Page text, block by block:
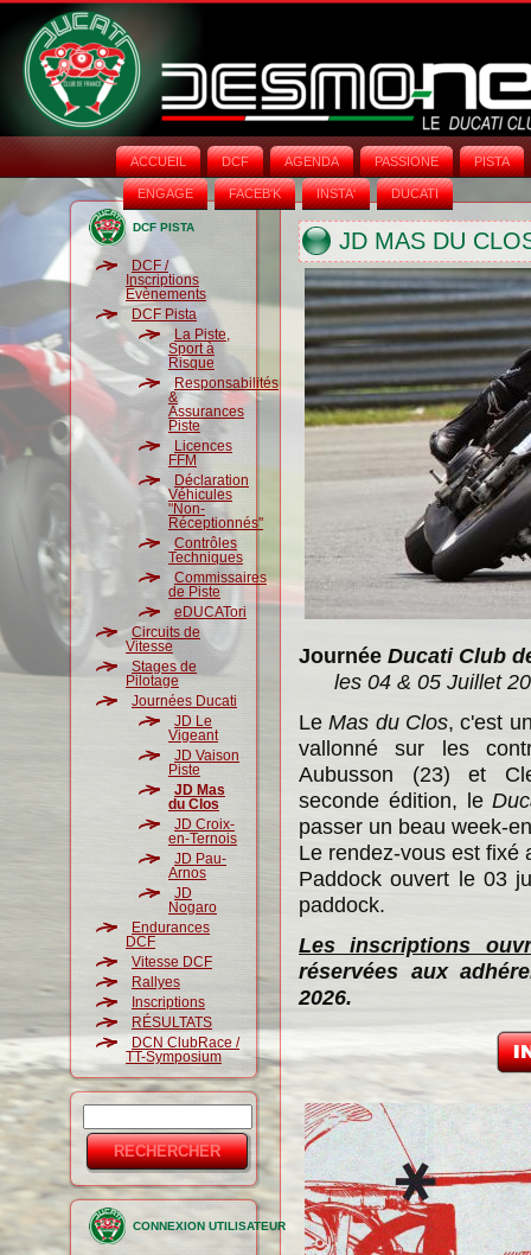
ACCUEIL DCF AGENDA PASSIONE PISTA
ENGAGE FACEB'K INSTA‘ DUCATI
DCF PISTA
DCF /
Inscriptions
Évènements
DCF Pista
La Piste,
Sport à
Risque
Responsabilités
&
Assurances
Piste
Licences
FFM
Déclaration
Véhicules
"Non-
Réceptionnés"
Contrôles
Techniques
Commissaires
de Piste
eDUCATori
Circuits de
Vitesse
Stages de
Pilotage
Journées Ducati
JD Le
Vigeant
JD Vaison
Piste
JD Mas
du Clos
JD Croix-
en-Ternois
JD Pau-
Arnos
JD
Nogaro
Endurances
DCF
Vitesse DCF
Rallyes
Inscriptions
RÉSULTATS
DCN ClubRace /
TT-Symposium
Formulaire
de
recherche
CONNEXION UTILISATEUR
JD MAS DU
Journée Ducati Club
les 04 & 05 Juillet
LeMas du Clos, c'est
vallonné sur les
Aubusson (23) et
seconde édition, le
passer un beau week-
Le rendez-vous est fixé
Paddock ouvert le 03
paddock.
Les inscriptions
réservées aux
2026.